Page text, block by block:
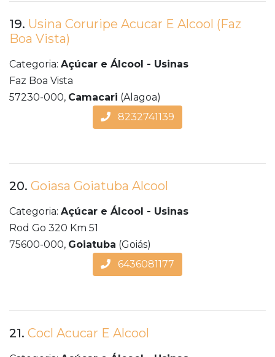
19. Usina Coruripe Acucar E Alcool (Faz
Boa Vista)
Categoria: Açúcar e Álcool - Usinas
Faz Boa Vista
57230-000, Camacari (Alagoa)
8232741139
20. Goiasa Goiatuba Alcool
Categoria: Açúcar e Álcool - Usinas
Rod Go 320 Km 51
75600-000, Goiatuba (Goiás)
6436081177
21. Cocl Acucar E Alcool